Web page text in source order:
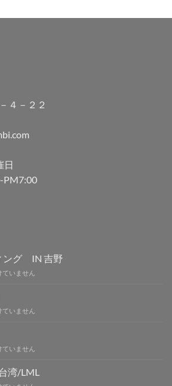
４－２２
PM7:00
ング IN 吉野
いません
いません
いません
湾/LML